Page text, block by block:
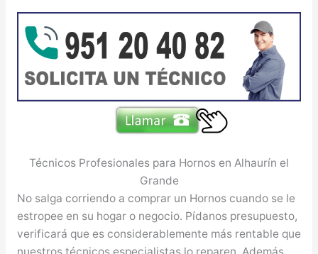
Técnicos Profesionales para Hornos en Alhaurín el
Grande
No salga corriendo a comprar un Hornos cuando se le
estropee en su hogar o negocio. Pídanos presupuesto,
verificará que es considerablemente más rentable que